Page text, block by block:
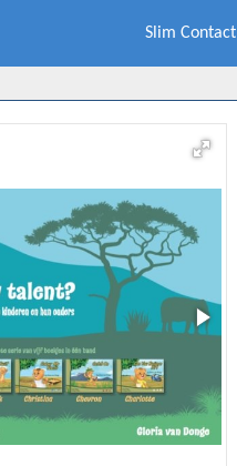
Slim Contact